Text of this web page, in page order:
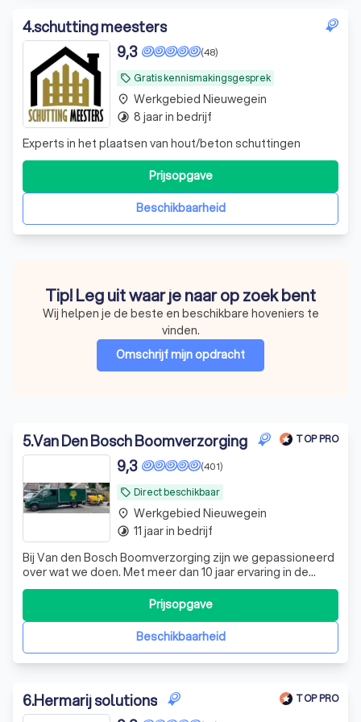
4.schutting meesters
local_offer Gratis kennismakingsgesprek
(48)
9,3
Experts in het plaatsen van hout/beton schuttingen
Beschikbaarheid
Prijsopgave
place Werkgebied Nieuwegein
timelapse 8 jaar in bedrijf
Tip! Leg uit waar je naar op zoek bent
Wij helpen je de beste en beschikbare hoveniers te
vinden.
Omschrijf mijn opdracht
5.Van Den Bosch Boomverzorging TOP PRO
local_offer Direct beschikbaar
(401)
9,3
Bij Van den Bosch Boomverzorging zijn we gepassioneerd
over wat we doen. Met meer dan 10 jaar ervaring in de
groensector, zijn we een jong bedrijf dat elke dag streeft
naar 100% klanttevredenheid. Onze diensten omvatten
het rooien, kappen en snoeien van bomen. Bij het rooien
wordt de volledige boom,Beschikbaarheid
Prijsopgave
place Werkgebied Nieuwegein
timelapse 11 jaar in bedrijf
6.Hermarij solutions
TOP PRO